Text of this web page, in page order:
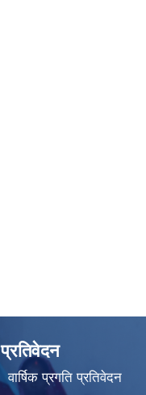
प्रतिवेदन
वार्षिक प्रगति प्रतिवेदन